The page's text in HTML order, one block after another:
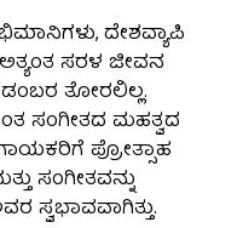
ದೇಶವ್ಯಾಪಿ
ಸರಳ ಜೀವನ
ತೋರಲಿಲ್ಲ.
ಸಂಗೀತದ ಮಹತ್ವದ
ಗಾಯಕರಿಗೆ ಪ್ರೋತ್ಸಾಹ
ಸಂಗೀತವನ್ನು
ಸ್ವಭಾವವಾಗಿತ್ತು.